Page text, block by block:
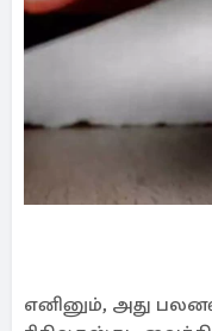
எனினும், அது